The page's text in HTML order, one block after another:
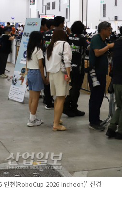
인천(RoboCup 2026 Incheon)’ 전경